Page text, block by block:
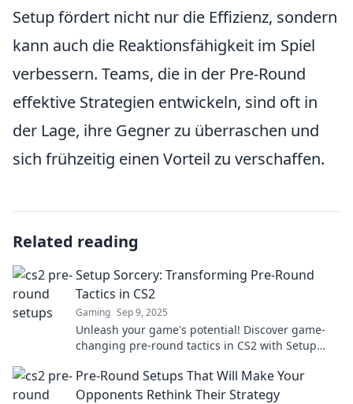
Setup fördert nicht nur die Effizienz, sondern
kann auch die Reaktionsfähigkeit im Spiel
verbessern. Teams, die in der Pre-Round
effektive Strategien entwickeln, sind oft in
der Lage, ihre Gegner zu überraschen und
sich frühzeitig einen Vorteil zu verschaffen.
Related reading
Setup Sorcery: Transforming Pre-Round
Tactics in CS2
Gaming Sep 9, 2025
Unleash your game's potential! Discover game-
changing pre-round tactics in CS2 with Setup
Pre-Round Setups That Will Make Your
Opponents Rethink Their Strategy